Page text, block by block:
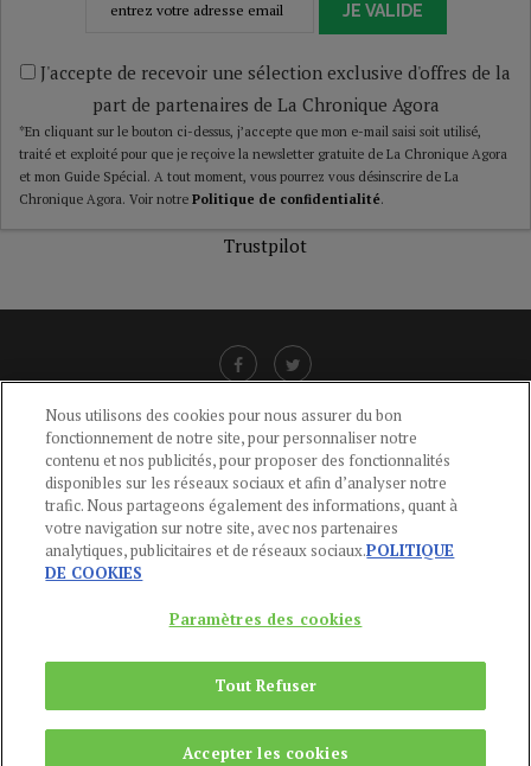
JE VALIDE
J'accepte de recevoir une sélection exclusive d'offres de la
part de partenaires de La Chronique Agora
*En cliquant sur le bouton ci-dessus, j’accepte que mon e-mail saisi soit utilisé,
traité et exploité pour que je reçoive la newsletter gratuite de La Chronique Agora
et mon Guide Spécial. A tout moment, vous pourrez vous désinscrire de La
Chronique Agora. Voir notre Politique de confidentialité.
Trustpilot
CGU-POLITIQUE DE CONFIDENTIALITÉ -POLITIQUE DES COOKIES
MENTIONS LÉGALES -AIDE
CONTACT
01 44 59 91 11
Du Lundi au Vendredi, 9h-13h et 14h-17h
Copyright © 2024Publications Agora
Nous utilisons des cookies pour nous assurer du bon
fonctionnement de notre site, pour personnaliser notre
contenu et nos publicités, pour proposer des fonctionnalités
disponibles sur les réseaux sociaux et afin d’analyser notre
trafic. Nous partageons également des informations, quant à
votre navigation sur notre site, avec nos partenaires
analytiques, publicitaires et de réseaux sociaux.POLITIQUE
DE COOKIES
Paramètres des cookies
Tout Refuser
Accepter les cookies